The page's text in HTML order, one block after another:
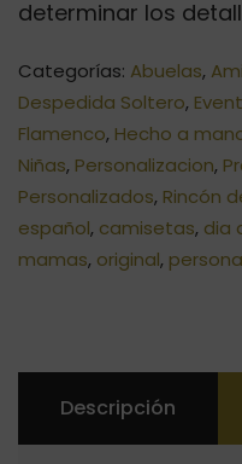
determinar los
Categorías: Abuelas,
Despedida Soltero,
Flamenco, Hecho a
Niñas, Personalizacion,
Personalizados, Rincón
español, camisetas, dia
mamas, original,
Descripción